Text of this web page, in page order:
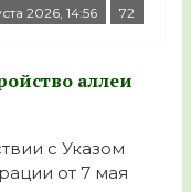
2026, 14:56 72
аллеи
с Указом
от 7 мая